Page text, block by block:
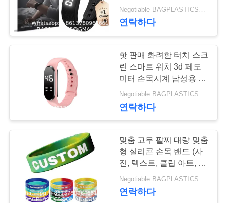
리
여
정원 용품
BAGEASE 제조
205
캠핑 제품 공급
BAGEASE 제조
181
포츠 수면 모니터 스마트
밴드 진동 알람 손목 밴드
전기 시계 시계 충격 무음
Negotiable BAGPLASTICS@GMAIL.COM WHATSAPP:+8613780964661 MOQ:1000 부분 스카이프 : 마이데아르닐
연락하다
핫 판매 화려한 터치 스크
린 스마트 워치 3d 페도
미터 손목시계 남성용 여
성용 맞춤식 로고 및 기능
스포츠 디지털 워치 조정
가능한 스마트 워치 LED
Negotiable BAGPLASTICS@GMAIL.COM WHATSAPP:+8613780964661 MOQ:1000 부분 스카이프 : 마이데아르닐
연락하다
맞춤 고무 팔찌 대량 맞춤
형 실리콘 손목 밴드 (사
진, 텍스트, 클립 아트, 로
고, 메시지 포함), 모금 행
사, 인식 캠페인을 위한
맞춤형 실리콘 팔찌 대량
Negotiable BAGPLASTICS@GMAIL.COM WHATSAPP:+8613780964661 MOQ:1000 부분 스카이프 : 마이데아르닐
연락하다